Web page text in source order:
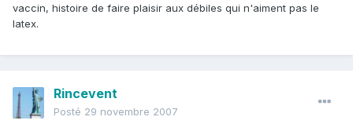
vaccin, histoire de faire plaisir aux débiles qui n'aiment pas le
latex.
Rincevent
Posté 29 novembre 2007